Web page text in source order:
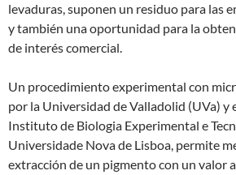
levaduras, suponen un residuo para las
y también una oportunidad para la
de interés comercial.
Un procedimiento experimental con
por la Universidad de Valladolid (UVa) y
Instituto de Biologia Experimental e
Universidade Nova de Lisboa, permite
extracción de un pigmento con un valor